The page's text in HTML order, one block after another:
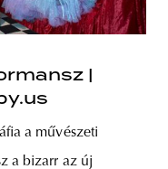
|
a művészeti
a bizarr az új